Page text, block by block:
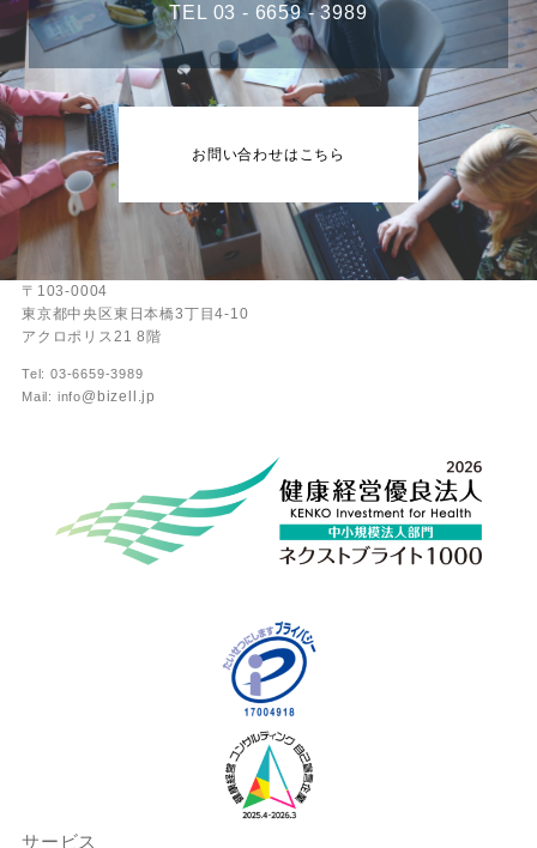
TEL 03 - 6659 - 3989
お問い合わせはこちら
〒103-0004
東京都中央区東日本橋3丁目4-10
アクロポリス21 8階
Tel: 03-6659-3989
Mail: info@bizell.jp
サービス